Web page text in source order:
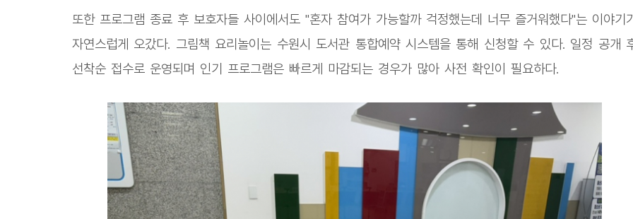
또한 프로그램 종료 후 보호자들 사이에서도 "혼자 참여가 가능할까 걱정했는데 너무 즐거워했다"는 이야기
자연스럽게 오갔다. 그림책 요리놀이는 수원시 도서관 통합예약 시스템을 통해 신청할 수 있다. 일정 공개
선착순 접수로 운영되며 인기 프로그램은 빠르게 마감되는 경우가 많아 사전 확인이 필요하다.